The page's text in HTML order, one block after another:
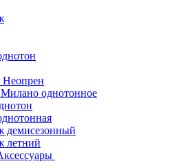
Неопрен
однотонное
демисезонный
летний